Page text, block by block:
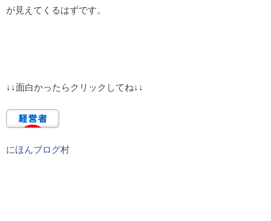
が見えてくるはずです。
↓↓面白かったらクリックしてね↓↓
にほんブログ村